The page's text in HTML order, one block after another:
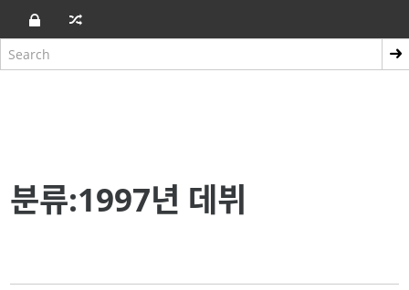
분류:1997년 데뷔